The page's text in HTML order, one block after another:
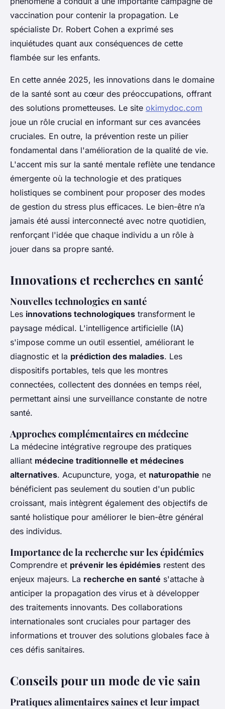
vaccination pour contenir la propagation. Le
spécialiste Dr. Robert Cohen a exprimé ses
inquiétudes quant aux conséquences de cette
flambée sur les enfants.
En cette année 2025, les innovations dans le domaine
de la santé sont au cœur des préoccupations, offrant
des solutions prometteuses. Le site okimydoc.com
joue un rôle crucial en informant sur ces avancées
cruciales. En outre, la prévention reste un pilier
fondamental dans l'amélioration de la qualité de vie.
L'accent mis sur la santé mentale reflète une tendance
émergente où la technologie et des pratiques
holistiques se combinent pour proposer des modes
de gestion du stress plus efficaces. Le bien-être n’a
jamais été aussi interconnecté avec notre quotidien,
renforçant l'idée que chaque individu a un rôle à
jouer dans sa propre santé.
Innovations et recherches en santé
Nouvelles technologies en santé
Les innovations technologiques transforment le
paysage médical. L'intelligence artificielle (IA)
s'impose comme un outil essentiel, améliorant le
diagnostic et la prédiction des maladies. Les
dispositifs portables, tels que les montres
connectées, collectent des données en temps réel,
permettant ainsi une surveillance constante de notre
santé.
Approches complémentaires en médecine
La médecine intégrative regroupe des pratiques
alliant médecine traditionnelle et médecines
alternatives. Acupuncture, yoga, et naturopathie ne
bénéficient pas seulement du soutien d'un public
croissant, mais intègrent également des objectifs de
santé holistique pour améliorer le bien-être général
des individus.
Importance de la recherche sur les épidémies
Comprendre et prévenir les épidémies restent des
enjeux majeurs. La recherche en santé s'attache à
anticiper la propagation des virus et à développer
des traitements innovants. Des collaborations
internationales sont cruciales pour partager des
informations et trouver des solutions globales face à
ces défis sanitaires.
Conseils pour un mode de vie sain
Pratiques alimentaires saines et leur impact